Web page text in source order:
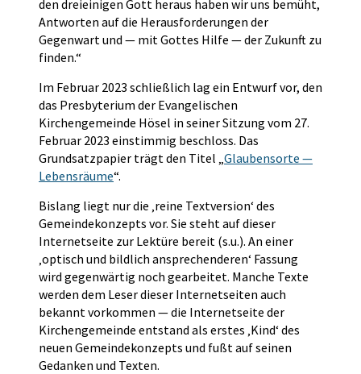
den dreieinigen Gott heraus haben wir uns bemüht,
Antworten auf die Herausforderungen der
Gegenwart und — mit Gottes Hilfe — der Zukunft zu
finden.“
Im Februar 2023 schließlich lag ein Entwurf vor, den
das Presbyterium der Evangelischen
Kirchengemeinde Hösel in seiner Sitzung vom 27.
Februar 2023 einstimmig beschloss. Das
Grundsatzpapier trägt den Titel „ Glaubensorte —
Lebensräume“.
Bislang liegt nur die ‚reine Textversion‘ des
Gemeindekonzepts vor. Sie steht auf dieser
Internetseite zur Lektüre bereit (s.u.). An einer
‚optisch und bildlich ansprechenderen‘ Fassung
wird gegenwärtig noch gearbeitet. Manche Texte
werden dem Leser dieser Internetseiten auch
bekannt vorkommen — die Internetseite der
Kirchengemeinde entstand als erstes ‚Kind‘ des
neuen Gemeindekonzepts und fußt auf seinen
Gedanken und Texten.